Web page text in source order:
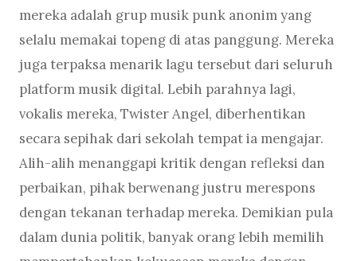
mereka adalah grup musik punk anonim yang
selalu memakai topeng di atas panggung. Mereka
juga terpaksa menarik lagu tersebut dari seluruh
platform musik digital. Lebih parahnya lagi,
vokalis mereka, Twister Angel, diberhentikan
secara sepihak dari sekolah tempat ia mengajar.
Alih-alih menanggapi kritik dengan refleksi dan
perbaikan, pihak berwenang justru merespons
dengan tekanan terhadap mereka. Demikian pula
dalam dunia politik, banyak orang lebih memilih